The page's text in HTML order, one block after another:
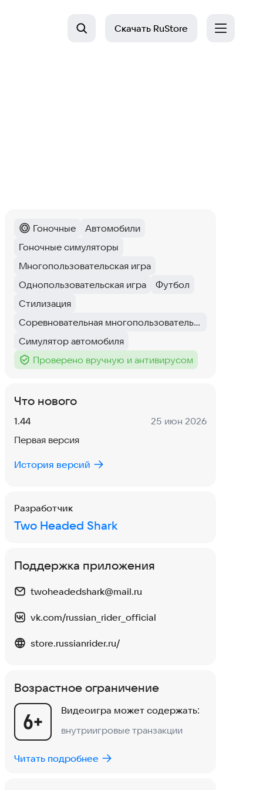
Скачать RuStore
Данил Изменён 2 авг 2026
Норм вродь
5 2 0
Категория:
Гоночные
Тег:
Автомобили
Тег:
Гоночные симуляторы
Тег:
Многопользовательская игра
Тег:
Однопользовательская игра
Тег :
Футбол
Тег:
Стилизация
Тег:
Соревновательная многопользовательская игра
Тег:
Симулятор автомобиля
Тег :
Проверено вручную и антивирусом
Что нового
Версия:
1.44 Дата:
25 июн 2026
Первая версия
История версий
Разработчик
Two Headed Shark
Поддержка приложения
twoheadedshark@mail.ru
vk.com/russian_rider_official
store.russianrider.ru/
Возрастное ограничение
Видеоигра может содержать:
внутриигровые транзакции
Читать подробнее